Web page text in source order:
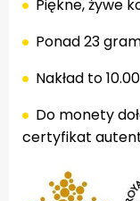
Piękne, żywe
Ponad 23
Nakład to
Do monety
certyfikat